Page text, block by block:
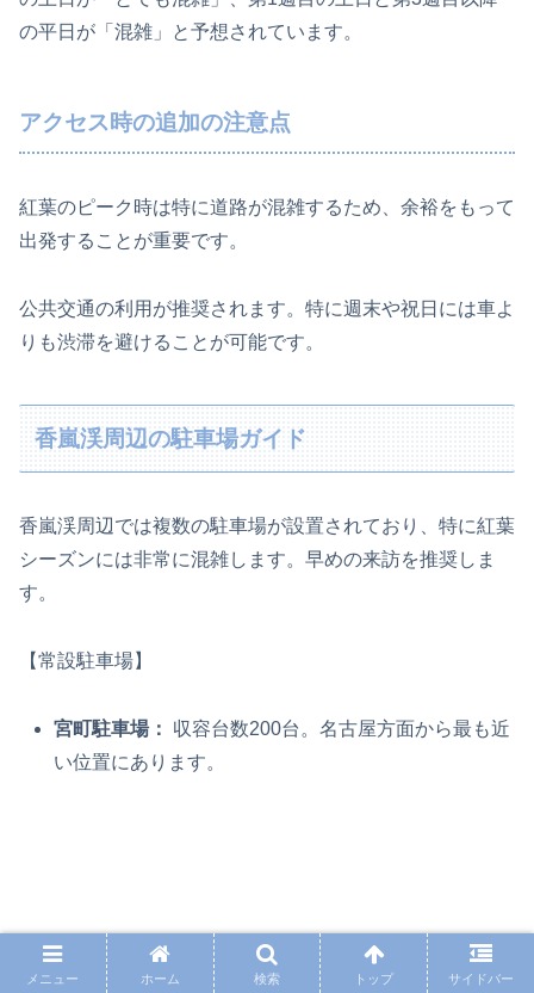
の平日が「混雑」と予想されています。
アクセス時の追加の注意点
紅葉のピーク時は特に道路が混雑するため、余裕をもって
出発することが重要です。
公共交通の利用が推奨されます。特に週末や祝日には車よ
りも渋滞を避けることが可能です。
香嵐渓周辺の駐車場ガイド
香嵐渓周辺では複数の駐車場が設置されており、特に紅葉
シーズンには非常に混雑します。早めの来訪を推奨しま
す。
【常設駐車場】
宮町駐車場：
収容台数200台。名古屋方面から最も近
い位置にあります。
メニュー ホーム 検索 トップ サイドバー